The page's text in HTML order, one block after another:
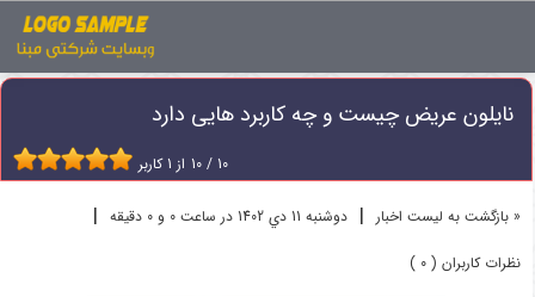
نایلون عریض چیست و چه کاربرد هایی دارد
نایلون عریض چیست و چه کاربرد هایی دارد
10 / 10 از 1 کاربر
« بازگشت به لیست اخبار | دوشنبه 11 دي 1402 در ساعت 0 و 0 دقیقه |
نظرات کاربران ( 0 )